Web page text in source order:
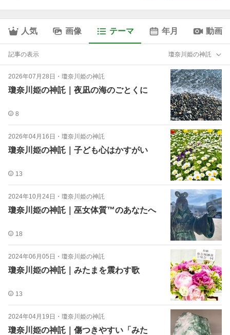
人気 画像 テーマ 年月 動画
記事の表示 瓊奈川姫の神託
2026年07月28日 ・ 瓊奈川姫の神託
瓊奈川姫の神託｜夜凪の海のごとくに
8
2026年04月16日 ・ 瓊奈川姫の神託
瓊奈川姫の神託｜子ども心はかすがい
13
2024年10月24日 ・ 瓊奈川姫の神託
瓊奈川姫の神託｜巫女体質™︎のあなたへ
18
2024年06月05日 ・ 瓊奈川姫の神託
瓊奈川姫の神託｜みたまを震わす歌
13
2024年04月19日 ・ 瓊奈川姫の神託
瓊奈川姫の神託｜傷つきやすい「みた